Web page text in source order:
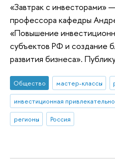
«Завтрак с инвесторами»
профессора кафедры
«Повышение
субъектов РФ и создание
развития бизнеса».
Общество мастер-классы
инвестиционная
регионы
Россия